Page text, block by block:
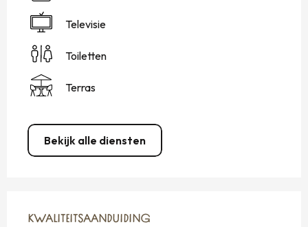
Televisie
Toiletten
Terras
Bekijk alle diensten
KWALITEITSAANDUIDING
KWALITEITSAANDUIDING